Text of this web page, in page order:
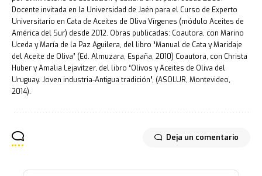
Docente invitada en la Universidad de Jaén para el Curso de Experto
Universitario en Cata de Aceites de Oliva Vírgenes (módulo Aceites de
América del Sur) desde 2012. Obras publicadas: Coautora, con Marino
Uceda y María de la Paz Aguilera, del libro “Manual de Cata y Maridaje
del Aceite de Oliva” (Ed. Almuzara, España, 2010) Coautora, con Christa
Huber y Amalia Lejavitzer, del libro “Olivos y Aceites de Oliva del
Uruguay. Joven industria-Antigua tradición”, (ASOLUR, Montevideo,
2014).
Deja un comentario